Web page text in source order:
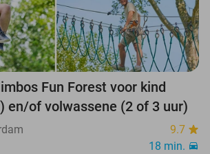
Fun Forest voor kind
en/of volwassene (2 of 3 uur)
9.7
18 min.